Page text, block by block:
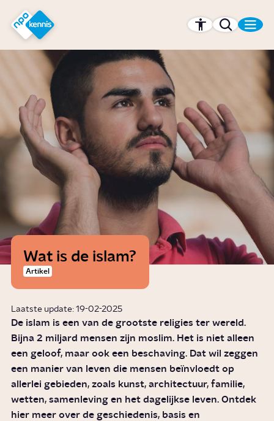
Hét kennisplatform van de NPO
Wat is de islam?
Artikel
Laatste update: 19-02-2025
De islam is een van de grootste religies ter wereld.
Bijna 2 miljard mensen zijn moslim. Het is niet alleen
een geloof, maar ook een beschaving. Dat wil zeggen
een manier van leven die mensen beïnvloedt op
allerlei gebieden, zoals kunst, architectuur, familie,
wetten, samenleving en het dagelijkse leven. Ontdek
hier meer over de geschiedenis, basis en